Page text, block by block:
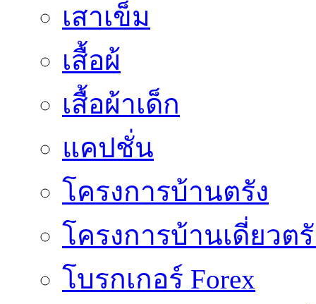
เสาเข็ม
เสื้อผ้
เสื้อผ้าเด็ก
แคปชั่น
โครงการบ้านตรัง
โครงการบ้านเดี่ยวต
โบรกเกอร์ Forex